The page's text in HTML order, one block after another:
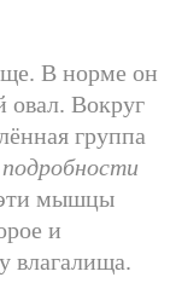
В норме он
овал. Вокруг
группа
мышцы
и
влагалища.